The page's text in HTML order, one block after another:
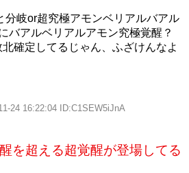
分岐or超究極アモンベリアルバアル
バアルベリアルアモン究極覚醒？
確定してるじゃん、ふざけんなよ
24 16:22:04 ID:C1SEW5iJnA
を超える超覚醒が登場してる